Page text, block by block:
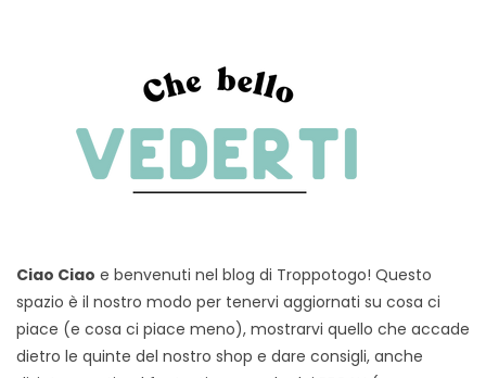
Ciao Ciao e benvenuti nel blog di Troppotogo! Questo
spazio è il nostro modo per tenervi aggiornati su cosa ci
piace (e cosa ci piace meno), mostrarvi quello che accade
dietro le quinte del nostro shop e dare consigli, anche